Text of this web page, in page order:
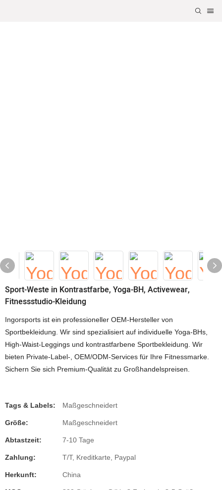
Sport-Weste in Kontrastfarbe, Yoga-BH, Activewear,
Fitnessstudio-Kleidung
Ingorsports ist ein professioneller OEM-Hersteller von
Sportbekleidung. Wir sind spezialisiert auf individuelle Yoga-BHs,
High-Waist-Leggings und kontrastfarbene Sportbekleidung. Wir
bieten Private-Label-, OEM/ODM-Services für Ihre Fitnessmarke.
Sichern Sie sich Premium-Qualität zu Großhandelspreisen.
Tags & Labels: Maßgeschneidert
Größe: Maßgeschneidert
Abtastzeit: 7-10 Tage
Zahlung: T/T, Kreditkarte, Paypal
Herkunft: China